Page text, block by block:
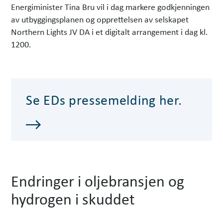
Energiminister Tina Bru vil i dag markere godkjenningen
av utbyggingsplanen og opprettelsen av selskapet
Northern Lights JV DA i et digitalt arrangement i dag kl.
1200.
Se EDs pressemelding her.
Endringer i oljebransjen og
hydrogen i skuddet